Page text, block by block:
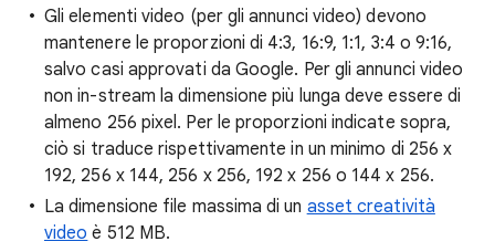
Gli elementi video (per gli annunci video) devono
mantenere le proporzioni di 4:3, 16:9, 1:1, 3:4 o 9:16,
salvo casi approvati da Google. Per gli annunci video
non in-stream la dimensione più lunga deve essere di
almeno 256 pixel. Per le proporzioni indicate sopra,
ciò si traduce rispettivamente in un minimo di 256 x
192, 256 x 144, 256 x 256, 192 x 256 o 144 x 256.
La dimensione file massima di un asset creatività
video è 512 MB.